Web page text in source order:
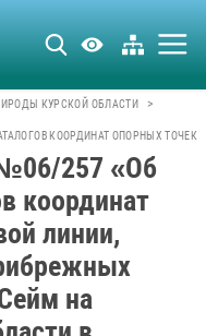
КУРСКОЙ ОБЛАСТИ >
КООРДИНАТ ОПОРНЫХ
257 «Об
координат
линии,
на